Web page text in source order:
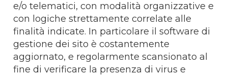
e/o telematici, con modalità organizzative e
con logiche strettamente correlate alle
finalità indicate. In particolare il software di
gestione dei sito è costantemente
aggiornato, e regolarmente scansionato al
fine di verificare la presenza di virus e